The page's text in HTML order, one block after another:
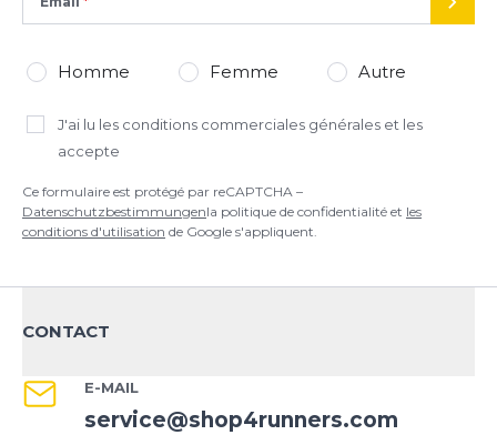
Homme Femme Autre
J'ai lu les conditions commerciales générales et les
accepte
Ce formulaire est protégé par reCAPTCHA –
Datenschutzbestimmungenla politique de confidentialité et les
conditions d'utilisation de Google s'appliquent.
CONTACT
E-MAIL
service@shop4runners.com